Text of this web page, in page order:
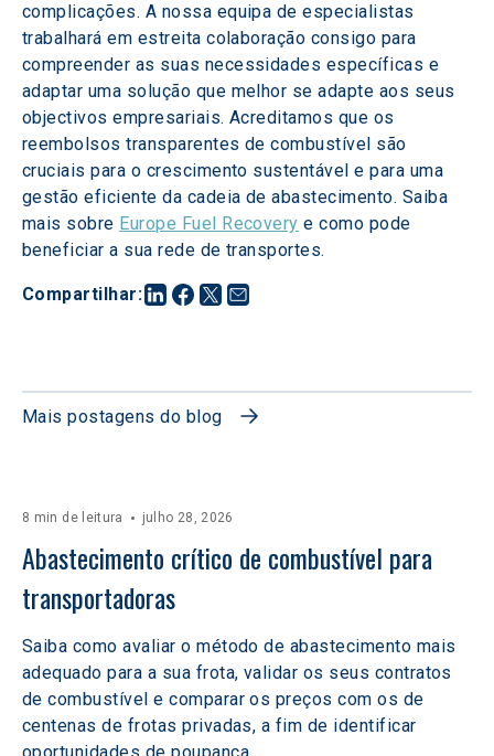
Compartilhar:
complicações. A nossa equipa de especialistas
trabalhará em estreita colaboração consigo para
compreender as suas necessidades específicas e
adaptar uma solução que melhor se adapte aos seus
objectivos empresariais. Acreditamos que os
reembolsos transparentes de combustível são
cruciais para o crescimento sustentável e para uma
gestão eficiente da cadeia de abastecimento. Saiba
mais sobre Europe Fuel Recovery e como pode
beneficiar a sua rede de transportes.
Mais postagens do blog
8 min de leitura julho 28, 2026
Abastecimento crítico de combustível para
transportadoras
Saiba como avaliar o método de abastecimento mais
adequado para a sua frota, validar os seus contratos
de combustível e comparar os preços com os de
centenas de frotas privadas, a fim de identificar